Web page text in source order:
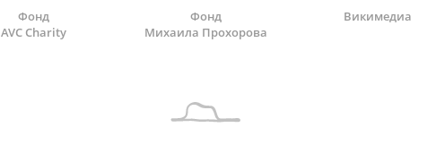
Фонд
AVC Charity
Фонд
Михаила Прохорова
Викимедиа